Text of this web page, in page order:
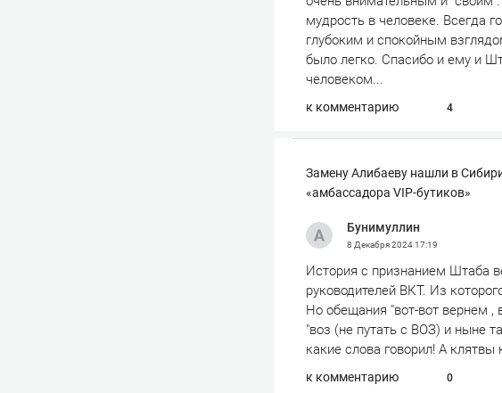
мудрость в человеке. Всегда
глубоким и спокойным
было легко. Спасибо и ему и
человеком...
к комментарию 4
Замену Алибаеву нашли в
«амбассадора VIP-бутиков»
Бунимуллин
8 Декабря 202417:19
История с признанием Штаба
руководителей ВКТ. Из
Но обещания "вот-вот вернем ,
"воз (не путать с ВОЗ) и ныне
какие слова говорил! А клятвы
к комментарию 0